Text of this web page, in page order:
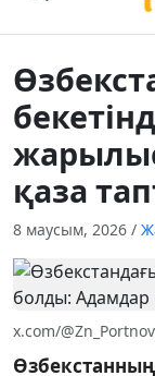
қаза
8 маусым, 2026 /
x.com/